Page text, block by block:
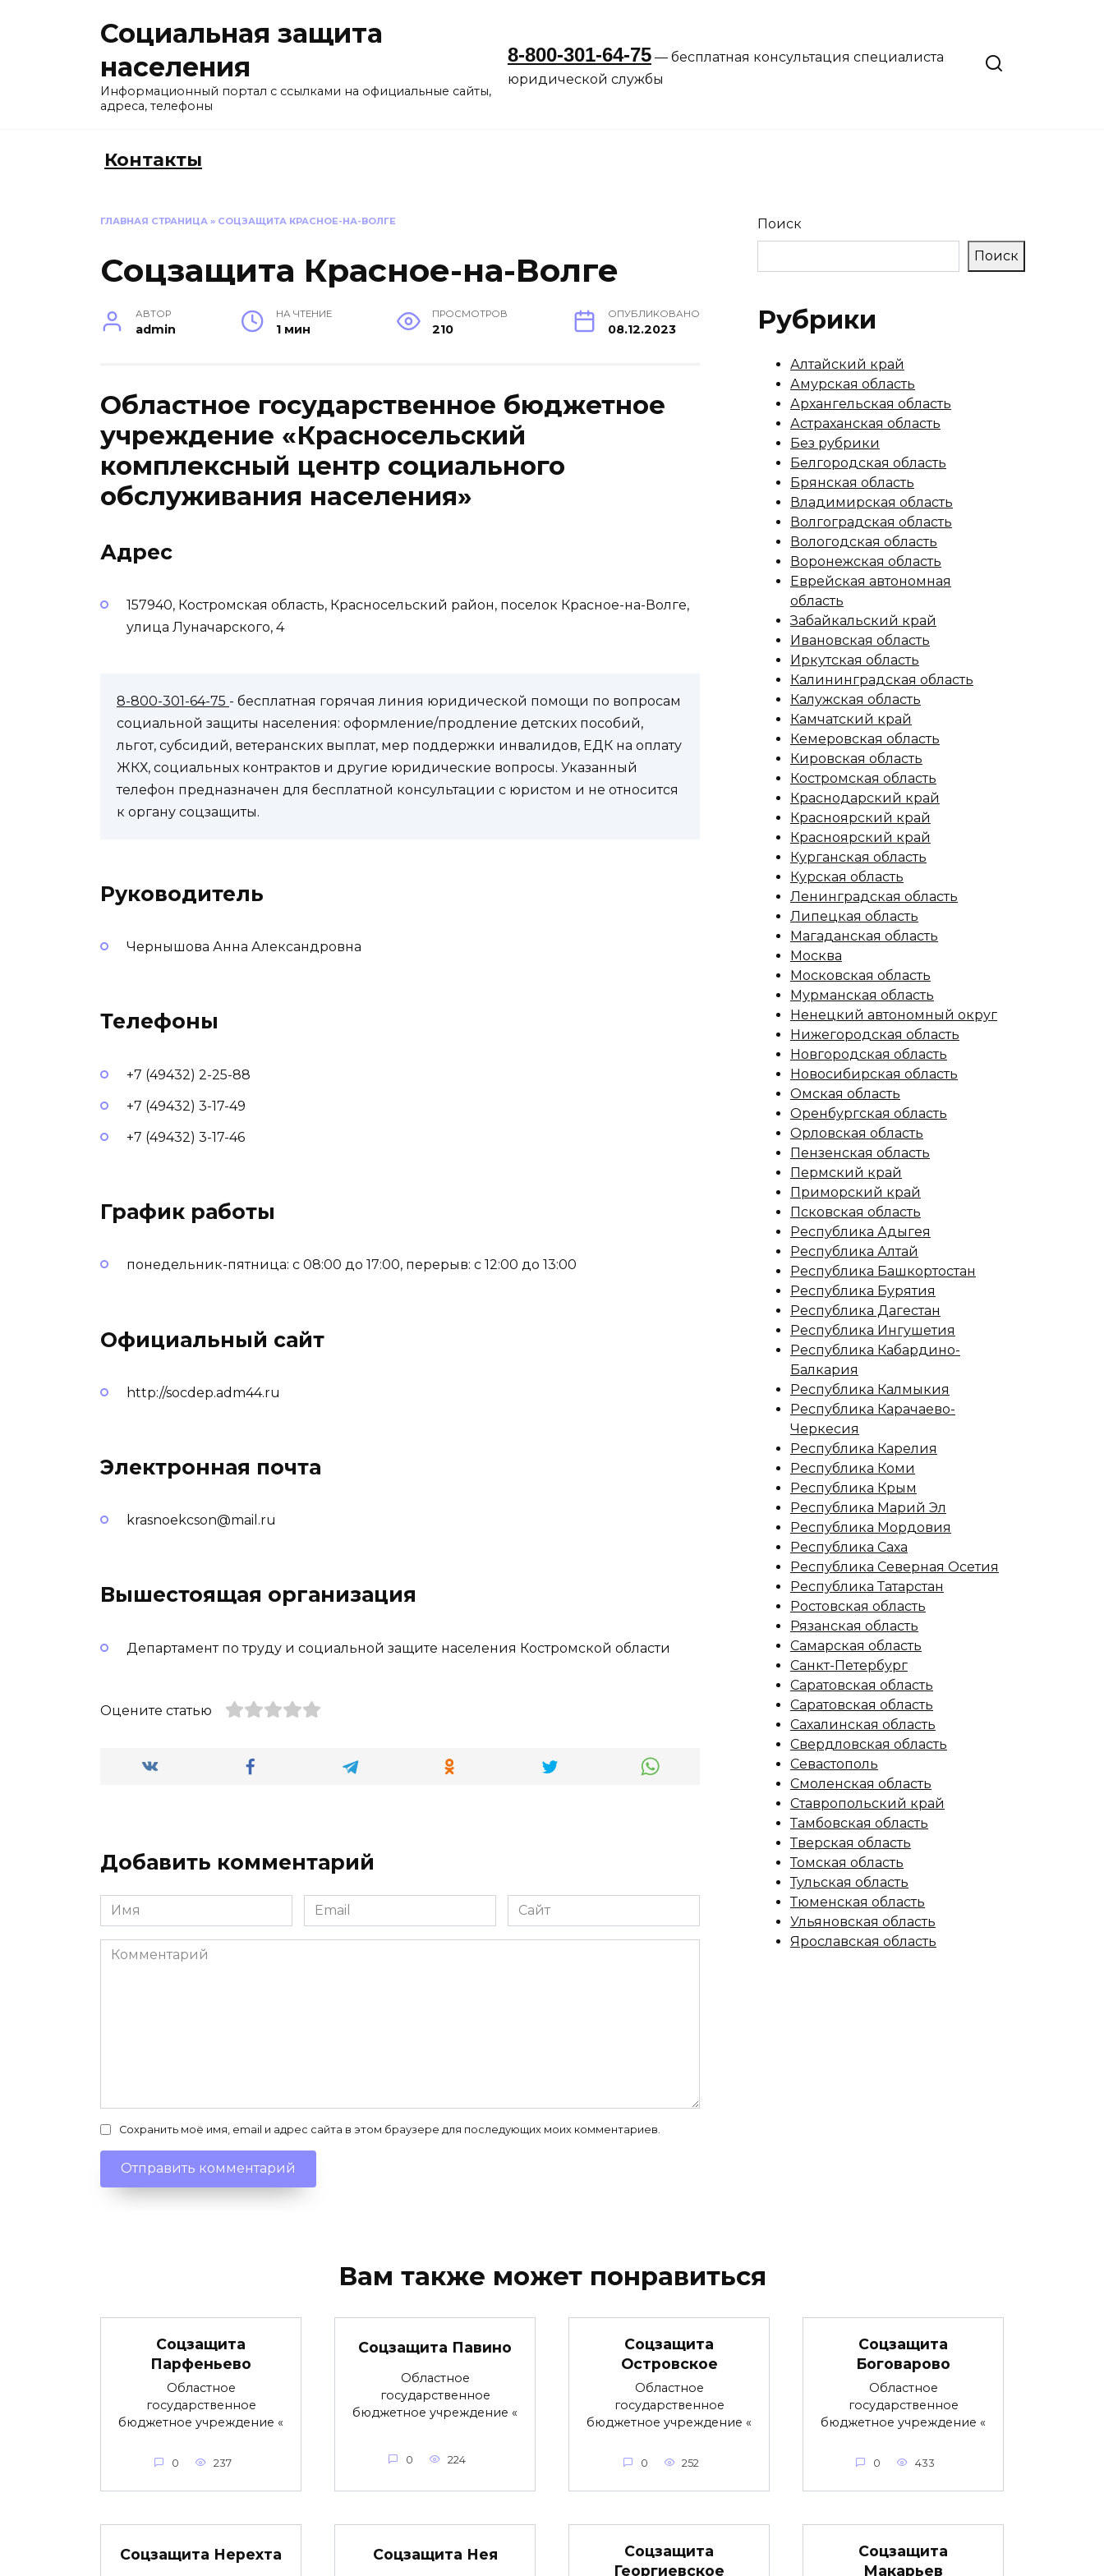
Социальная защита
населения
Информационный портал с ссылками на официальные сайты,
адреса, телефоны
8-800-301-64-75— бесплатная консультация специалиста
юридической службы
Контакты
ГЛАВНАЯ СТРАНИЦА » СОЦЗАЩИТА КРАСНОЕ-НА-ВОЛГЕ
Соцзащита Красное-на-Волге
АВТОР
admin
НА ЧТЕНИЕ
1 мин
ПРОСМОТРОВ
210
ОПУБЛИКОВАНО
08.12.2023
Областное государственное бюджетное
учреждение «Красносельский
комплексный центр социального
обслуживания населения»
Адрес
157940, Костромская область, Красносельский район, поселок Красное-на-Волге,
улица Луначарского, 4
8-800-301-64-75 - бесплатная горячая линия юридической помощи по вопросам
социальной защиты населения: оформление/продление детских пособий,
льгот, субсидий, ветеранских выплат, мер поддержки инвалидов, ЕДК на оплату
ЖКХ, социальных контрактов и другие юридические вопросы. Указанный
телефон предназначен для бесплатной консультации с юристом и не относится
к органу соцзащиты.
Руководитель
Чернышова Анна Александровна
Телефоны
+7 (49432) 2-25-88
+7 (49432) 3-17-49
+7 (49432) 3-17-46
График работы
понедельник-пятница: с 08:00 до 17:00, перерыв: с 12:00 до 13:00
Официальный сайт
http://socdep.adm44.ru
Электронная почта
krasnoekcson@mail.ru
Вышестоящая организация
Департамент по труду и социальной защите населения Костромской области
Оцените статью
Добавить комментарий
Имя
*
Email
*
Сайт
Комментарий
Сохранить моё имя, email и адрес сайта в этом браузере для последующих моих комментариев.
Поиск
Поиск
Рубрики
Алтайский край
Амурская область
Архангельская область
Астраханская область
Без рубрики
Белгородская область
Брянская область
Владимирская область
Волгоградская область
Вологодская область
Воронежская область
Еврейская автономная
область
Забайкальский край
Ивановская область
Иркутская область
Калининградская область
Калужская область
Камчатский край
Кемеровская область
Кировская область
Костромская область
Краснодарский край
Красноярский край
Красноярский край
Курганская область
Курская область
Ленинградская область
Липецкая область
Магаданская область
Москва
Московская область
Мурманская область
Ненецкий автономный округ
Нижегородская область
Новгородская область
Новосибирская область
Омская область
Оренбургская область
Орловская область
Пензенская область
Пермский край
Приморский край
Псковская область
Республика Адыгея
Республика Алтай
Республика Башкортостан
Республика Бурятия
Республика Дагестан
Республика Ингушетия
Республика Кабардино-
Балкария
Республика Калмыкия
Республика Карачаево-
Черкесия
Республика Карелия
Республика Коми
Республика Крым
Республика Марий Эл
Республика Мордовия
Республика Саха
Республика Северная Осетия
Республика Татарстан
Ростовская область
Рязанская область
Самарская область
Санкт-Петербург
Саратовская область
Саратовская область
Сахалинская область
Свердловская область
Севастополь
Смоленская область
Ставропольский край
Тамбовская область
Тверская область
Томская область
Тульская область
Тюменская область
Ульяновская область
Ярославская область
Вам также может понравиться
Соцзащита
Парфеньево
Областное
государственное
бюджетное учреждение «
0 237
Соцзащита Павино
Областное
государственное
бюджетное учреждение «
0 224
Соцзащита
Островское
Областное
государственное
бюджетное учреждение «
0 252
Соцзащита
Боговарово
Областное
государственное
бюджетное учреждение «
0 433
Соцзащита Нерехта Соцзащита Нея
Соцзащита
Георгиевское
Соцзащита
Макарьев